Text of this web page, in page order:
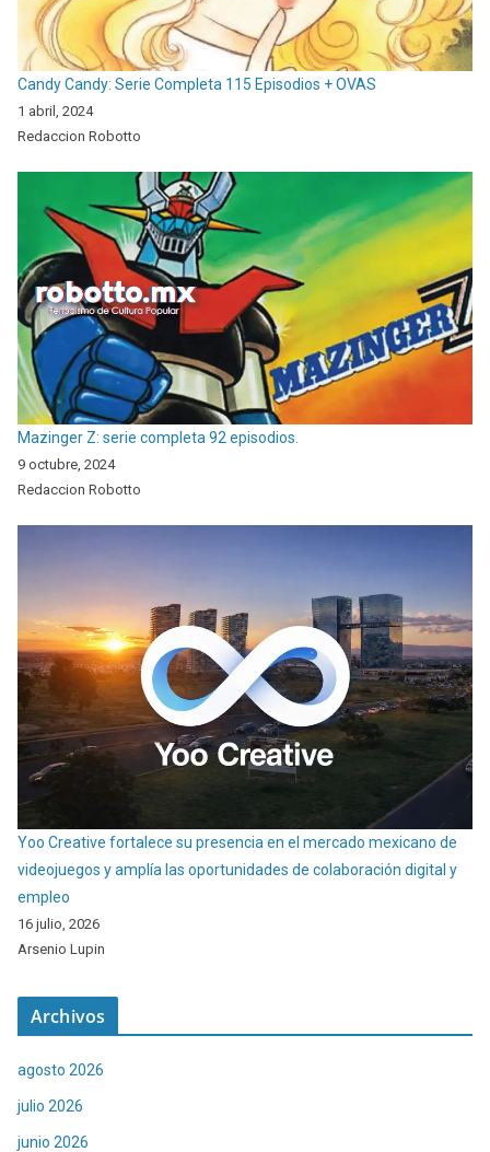
Candy Candy: Serie Completa 115 Episodios + OVAS
1 abril, 2024
Redaccion Robotto
Mazinger Z: serie completa 92 episodios.
9 octubre, 2024
Redaccion Robotto
Yoo Creative fortalece su presencia en el mercado mexicano de
videojuegos y amplía las oportunidades de colaboración digital y
empleo
16 julio, 2026
Arsenio Lupin
Archivos
agosto 2026
julio 2026
junio 2026